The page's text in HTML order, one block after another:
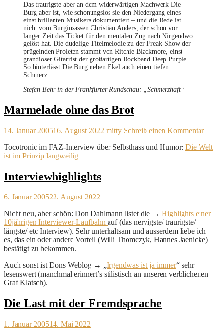
Das traurigste aber an dem widerwärtigen Machwerk Die
Burg aber ist, wie schonungslos sie den Niedergang eines
einst brillanten Musikers dokumentiert – und die Rede ist
nicht vom Burginsassen Christian Anders, der schon vor
langer Zeit das Ticket für den mentalen Zug nach Nirgendwo
gelöst hat. Die dudelige Titelmelodie zu der Freak-Show der
prügelnden Proleten stammt von Ritchie Blackmore, einst
grandioser Gitarrist der großartigen Rockband Deep Purple.
So hinterlässt Die Burg neben Ekel auch einen tiefen
Schmerz.
Stefan Behr in der Frankfurter Rundschau: „Schmerzhaft“
Marmelade ohne das Brot
14. Januar 200516. August 2022 mitty Schreib einen Kommentar
Tocotronic im FAZ-Interview über Selbsthass und Humor: Die Welt
ist im Prinzip langweilig.
Interviewhighlights
6. Januar 200522. August 2022
Nicht neu, aber schön: Don Dahlmann listet die → Highlights einer
10jährigen Interviewer-Laufbahn auf (das nervigste/ traurigste/
längste/ etc Interview). Sehr unterhaltsam und ausserdem liebe ich
es, das ein oder andere Vorteil (Willi Thomczyk, Hannes Jaenicke)
bestätigt zu bekommen.
Auch sonst ist Dons Weblog → „Irgendwas ist ja immer“ sehr
lesenswert (manchmal erinnert’s stilistisch an unseren verblichenen
Graf Klatsch).
Die Last mit der Fremdsprache
1. Januar 200514. Mai 2022